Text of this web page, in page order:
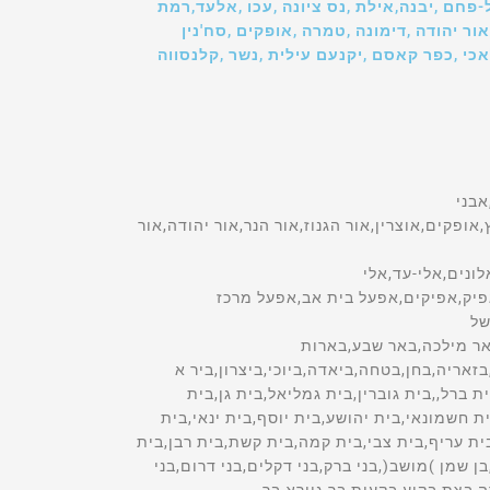
פחם ,יבנה,אילת ,נס ציונה ,עכו ,אלעד,רמת
יהודה ,דימונה ,טמרה ,אופקים ,סח'נין
,כפר קאסם ,יקנעם עילית ,נשר ,קלנסווה
ישוב,שבי ציון,שבי שומרון,שבע בארות,שגב-שלום,שדה אילן,שדה אליהו,שדה אליעזר,שדה בוקר,שדה דוד,שדה ורבורג,שדה יואב,שדה יעקב,שדה יצחק,שדה משה,שדה נחום,שדה נחמיה,שדה ניצן,שדה עוזיהו,שדה צבי,שדות ים,שדות מיכה,שדי אברהם,שדי חמד,שדי תרומות,שדמה,שדמות דבורה,שדמות מחולה,שדרות,רשימת הי